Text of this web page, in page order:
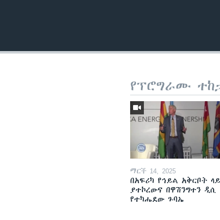
የፕሮግራሙ
ማርች 14, 2025
በአፍሪካ የኅይል አቅርቦት
ያተኮረውና በዋሽንግተን ዲሲ
የተካሔደው ጉባኤ